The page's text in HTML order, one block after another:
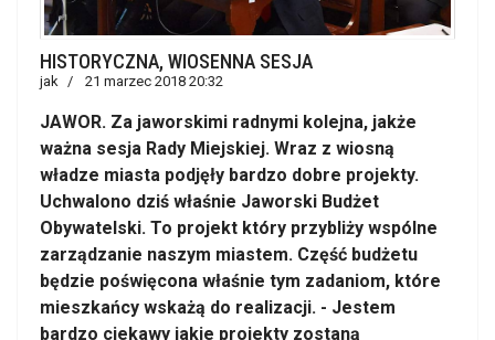
HISTORYCZNA, WIOSENNA SESJA
jak 21 marzec 2018 20:32
JAWOR. Za jaworskimi radnymi kolejna, jakże
ważna sesja Rady Miejskiej. Wraz z wiosną
władze miasta podjęły bardzo dobre projekty.
Uchwalono dziś właśnie Jaworski Budżet
Obywatelski. To projekt który przybliży wspólne
zarządzanie naszym miastem. Część budżetu
będzie poświęcona właśnie tym zadaniom, które
mieszkańcy wskażą do realizacji. - Jestem
bardzo ciekawy jakie projekty zostaną